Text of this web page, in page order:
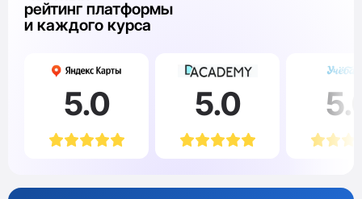
рейтинг платформы
и каждого курса
5.0 5.0